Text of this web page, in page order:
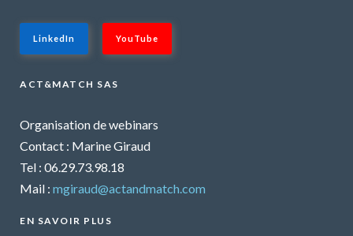
LinkedIn YouTube
ACT&MATCH SAS
Organisation de webinars
Contact : Marine Giraud
Tel : 06.29.73.98.18
Mail : mgiraud@actandmatch.com
EN SAVOIR PLUS